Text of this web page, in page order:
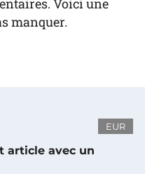
Voici une
manquer.
EUR
article avec un